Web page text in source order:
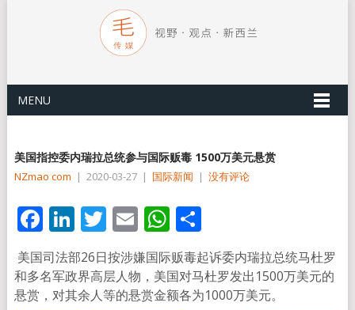
MENU
美国指控委内瑞拉总统参与国际贩毒 1500万美元悬赏
NZmao com | 2020-03-27 | 国际新闻 | 没有评论
Facebook
LinkedIn
Twitter
EmailWhatsApp
分
享
美国司法部26日按涉嫌国际贩毒起诉委内瑞拉总统马杜罗
和多名军政界高层人物，美国对马杜罗发出1500万美元的
悬赏，对其余人等的悬赏金额各为1000万美元。